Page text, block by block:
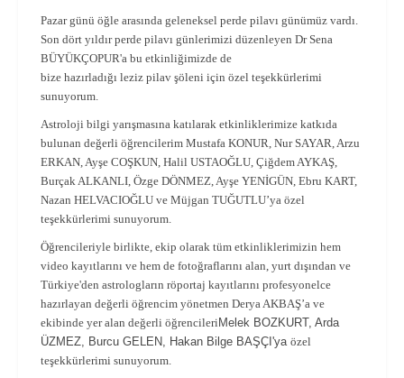
Pazar günü öğle arasında geleneksel perde pilavı günümüz vardı.
Son dört yıldır perde pilavı günlerimizi düzenleyen Dr Sena
BÜYÜKÇOPUR'a bu etkinliğimizde de
bize hazırladığı leziz pilav şöleni için özel teşekkürlerimi
sunuyorum.
Astroloji bilgi yarışmasına katılarak etkinliklerimize katkıda
bulunan değerli öğrencilerim Mustafa KONUR, Nur SAYAR, Arzu
ERKAN, Ayşe COŞKUN, Halil USTAOĞLU, Çiğdem AYKAŞ,
Burçak ALKANLI, Özge DÖNMEZ, Ayşe YENİGÜN, Ebru KART,
Nazan HELVACIOĞLU ve Müjgan TUĞUTLU’ya özel
teşekkürlerimi sunuyorum.
Öğrencileriyle birlikte, ekip olarak tüm etkinliklerimizin hem
video kayıtlarını ve hem de fotoğraflarını alan, yurt dışından ve
Türkiye'den astrologların röportaj kayıtlarını profesyonelce
hazırlayan değerli öğrencim yönetmen Derya AKBAŞ’a ve
ekibinde yer alan değerli öğrencileri Melek BOZKURT, Arda
ÜZMEZ, Burcu GELEN, Hakan Bilge BAŞÇI'ya özel
teşekkürlerimi sunuyorum.